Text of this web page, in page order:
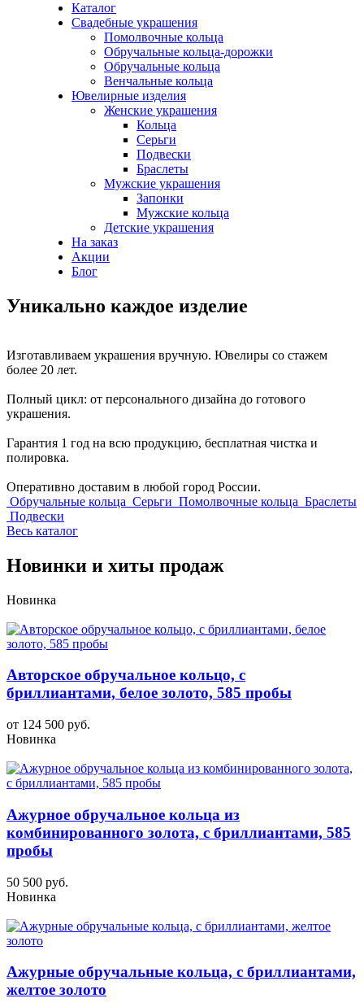
Каталог
Свадебные украшения
Помолвочные кольца
Обручальные кольца-дорожки
Обручальные кольца
Венчальные кольца
Ювелирные изделия
Женские украшения
Кольца
Серьги
Подвески
Браслеты
Мужские украшения
Запонки
Мужские кольца
Детские украшения
На заказ
Акции
Блог
Уникально каждое изделие
Изготавливаем украшения вручную. Ювелиры со стажем
более 20 лет.
Полный цикл: от персонального дизайна до готового
украшения.
Гарантия 1 год на всю продукцию, бесплатная чистка и
полировка.
Оперативно доставим в любой город России.
Обручальные кольца Серьги Помолвочные кольца Браслеты
Подвески
Весь каталог
Новинки и хиты продаж
Новинка
Авторское обручальное кольцо, с
бриллиантами, белое золото, 585 пробы
от 124 500 руб.
Новинка
Ажурное обручальное кольца из
комбинированного золота, с бриллиантами, 585
пробы
50 500 руб.
Новинка
Ажурные обручальные кольца, с бриллиантами,
желтое золото